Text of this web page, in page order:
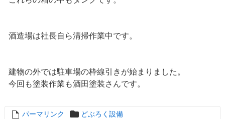
酒造場は社長自ら清掃作業中です。
建物の外では駐車場の枠線引きが始まりました。
今回も塗装作業も酒田塗装さんです。
entry1859
パーマリンク どぶろく設備